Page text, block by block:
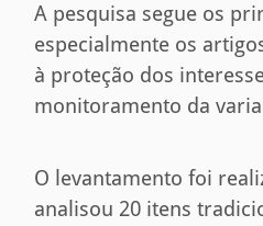
A pesquisa segue os
especialmente os
à proteção dos
monitoramento da
O levantamento foi
analisou 20 itens